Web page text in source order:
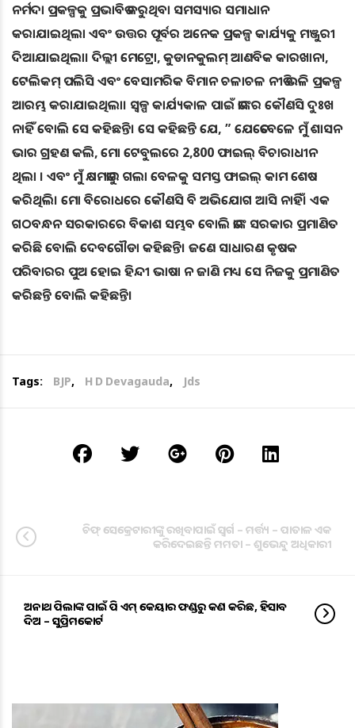
ନର୍ମଦା ପ୍ରକଳ୍ପକୁ ପ୍ରଭାବିତ କରୁଥିବା ସମସ୍ୟାର ସମାଧାନ
କରାଯାଇଥିଲା ଏବଂ ଉତ୍ତର ପୂର୍ବର ଅନେକ ପ୍ରକଳ୍ପ କାର୍ଯ୍ୟକୁ ମଞ୍ଜୁରୀ
ଦିଆଯାଇଥିଲା। ଦିଲ୍ଲୀ ମେଟ୍ରୋ, କୁଡାନକୁଲମ୍ ଆଣବିକ କାରଖାନା,
ଟେଲିକମ୍ ପଲିସି ଏବଂ ବେସାମରିକ ବିମାନ ଚଳାଚଳ ନୀତି ଭଳି ପ୍ରକଳ୍ପ
ଆରମ୍ଭ କରାଯାଇଥିଲା। ସ୍ବଳ୍ପ କାର୍ଯ୍ୟକାଳ ପାଇଁ ତାଙ୍କର କୌଣସି ଦୁଃଖ
ନାହିଁ ବୋଲି ସେ କହିଛନ୍ତି। ସେ କହିଛନ୍ତି ଯେ, ” ଯେତେବେଳେ ମୁଁ ଶାସନ
ଭାର ଗ୍ରହଣ କଲି, ମୋ ଟେବୁଲରେ 2,800 ଫାଇଲ୍ ବିଚାରାଧୀନ
ଥିଲା । ଏବଂ ମୁଁ କ୍ଷମତାରୁ ଗଲା ବେଳକୁ ସମସ୍ତ ଫାଇଲ୍ କାମ ଶେଷ
କରିଥିଲି। ମୋ ବିରୋଧରେ କୌଣସି ବି ଅଭିଯୋଗ ଆସି ନାହିଁ। ଏକ
ଗଠବନ୍ଧନ ସରକାରରେ ବିକାଶ ସମ୍ଭବ ବୋଲି ତାଙ୍କ ସରକାର ପ୍ରମାଣିତ
କରିଛି ବୋଲି ଦେବଗୌଡା କହିଛନ୍ତି। ଜଣେ ସାଧାରଣ କୃଷକ
ପରିବାରର ପୁଅ ହୋଇ ହିନ୍ଦୀ ଭାଷା ନ ଜାଣି ମଧ୍ୟ ସେ ନିଜକୁ ପ୍ରମାଣିତ
କରିଛନ୍ତି ବୋଲି କହିଛନ୍ତି।
Tags: BJP, H D Devagauda, Jds
ଚିଫ୍ ସେକ୍ରେଟାରୀଙ୍କୁ ରଖିବାପାଇଁ ସ୍ବର୍ଗ – ମର୍ତ୍ତ୍ୟ – ପାତାଳ ଏକ
କରିଦେଇଛନ୍ତି ମମତା – ଶୁଭେନ୍ଦୁ ଅଧିକାରୀ
ଅନାଥ ପିଲାଙ୍କ ପାଇଁ ପି ଏମ୍ କେୟାର ଫଣ୍ଡରୁ କଣ କରିଛ, ହିସାବ
ଦିଅ – ସୁପ୍ରିମକୋର୍ଟ